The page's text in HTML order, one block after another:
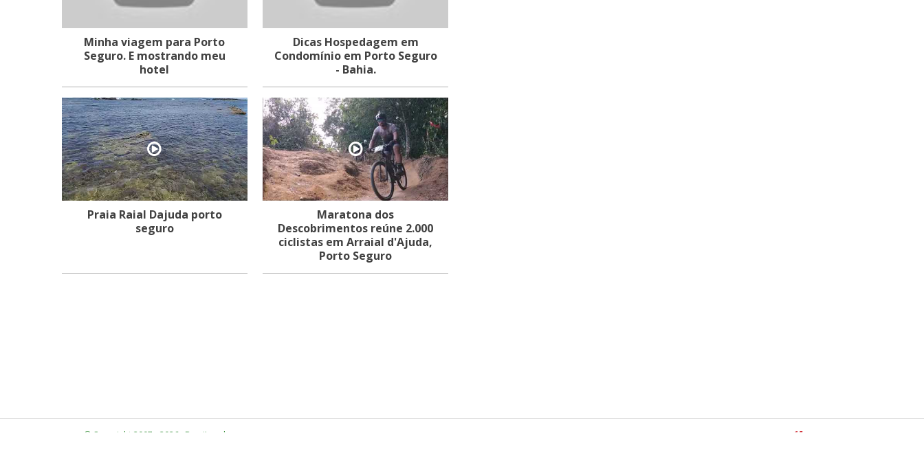
Minha viagem para Porto
Seguro. E mostrando meu
hotel
Dicas Hospedagem em
Condomínio em Porto Seguro
- Bahia.
Praia Raial Dajuda porto
seguro
Maratona dos
Descobrimentos reúne 2.000
ciclistas em Arraial d'Ajuda,
Porto Seguro
© Copyright 2007 - 2026 · BrasiLocal